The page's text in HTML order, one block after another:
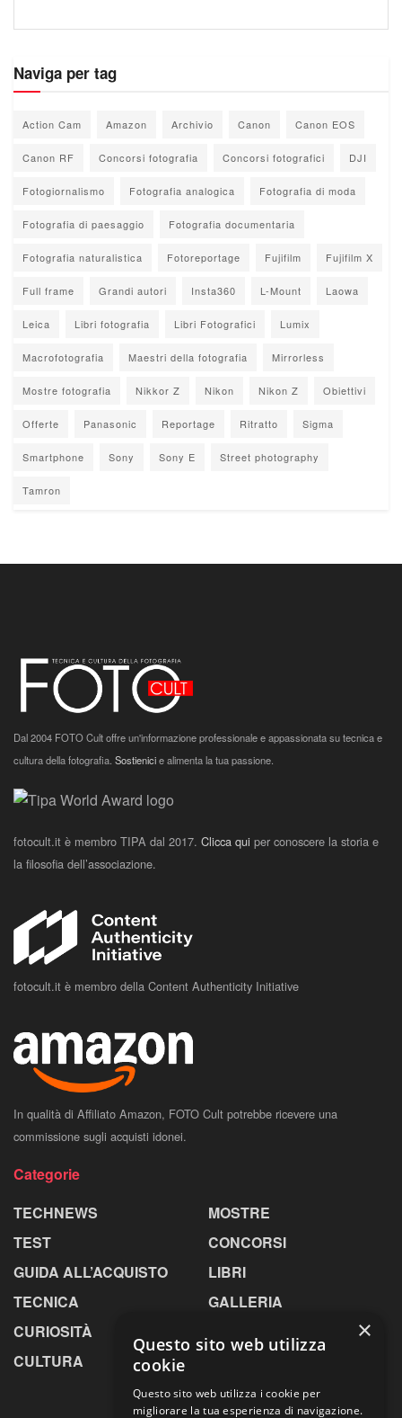
Naviga per tag
Action Cam Amazon Archivio Canon Canon EOS
Canon RF Concorsi fotografia Concorsi fotografici DJI
Fotogiornalismo Fotografia analogica Fotografia di moda
Fotografia di paesaggio Fotografia documentaria
Fotografia naturalistica Fotoreportage Fujifilm Fujifilm X
Full frame Grandi autori Insta360 L-Mount Laowa
Leica Libri fotografia Libri Fotografici Lumix
Macrofotografia Maestri della fotografia Mirrorless
Mostre fotografia Nikkor Z Nikon Nikon Z Obiettivi
Offerte Panasonic Reportage Ritratto Sigma
Smartphone Sony Sony E Street photography
Tamron
Dal 2004 FOTO Cult offre un'informazione professionale e appassionata su tecnica e
cultura della fotografia. Sostienicie alimenta la tua passione.
fotocult.it è membro TIPA dal 2017. Clicca qui per conoscere la storia e
la filosofia dell’associazione.
fotocult.it è membro della Content Authenticity Initiative
In qualità di Affiliato Amazon, FOTO Cult potrebbe ricevere una
commissione sugli acquisti idonei.
Categorie
TECHNEWS
TEST
GUIDA ALL’ACQUISTO
TECNICA
CURIOSITÀ
CULTURA
MOSTRE
CONCORSI
LIBRI
GALLERIA
×
Questo sito web utilizza
cookie
Questo sito web utilizza i cookie per
migliorare la tua esperienza di navigazione.